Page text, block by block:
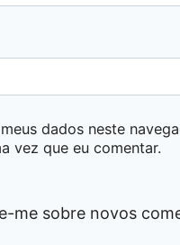
dados neste
vez que eu comentar.
me sobre novos